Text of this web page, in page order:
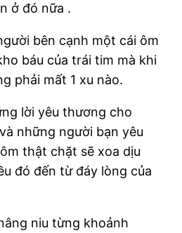
ở đó nữa .
bên cạnh một cái ôm
báu của trái tim mà khi
phải mất 1 xu nào.
lời yêu thương cho
những người bạn yêu
thật chặt sẽ xoa dịu
đó đến từ đáy lòng của
niu từng khoảnh